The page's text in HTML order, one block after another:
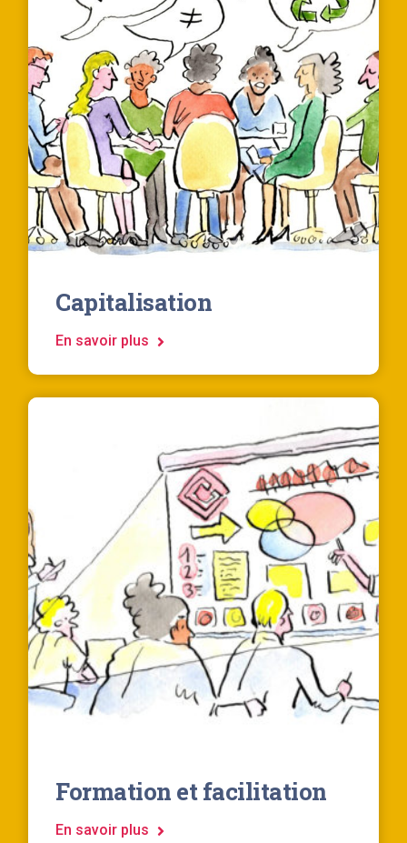
Capitalisation
En savoir plus
Formation et facilitation
En savoir plus